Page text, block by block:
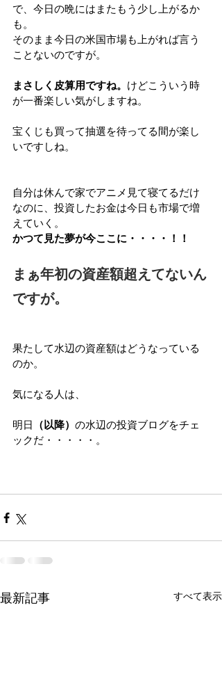
で、今日の晩にはまたもう少し上がるか
も。
そのまま今日の米国市場も上がれば言う
ことないのですが。
まさしく皮算用ですね。 けどこういう時
が一番楽しい気がしますね。
宝くじも買って抽選を待ってる間が楽し
いですしね。
自分は休んで家でアニメ見て寝てるだけ
なのに、投資したお金は今日も市場で増
えていく。
かつて見た夢が今ここに・・・・！！
まぁ年初の資産額超えてないん
ですが。
果たして水辺の資産額はどうなっている
のか。
気になる人は、
明日 （以降） の水辺の投資ブログをチェ
ックだ・・・・・。
最新記事 すべて表示